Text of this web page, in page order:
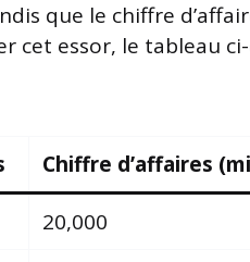
que le chiffre
cet essor, le tableau
Chiffre d’affaires
20,000